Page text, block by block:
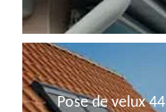
Pose de velux 44